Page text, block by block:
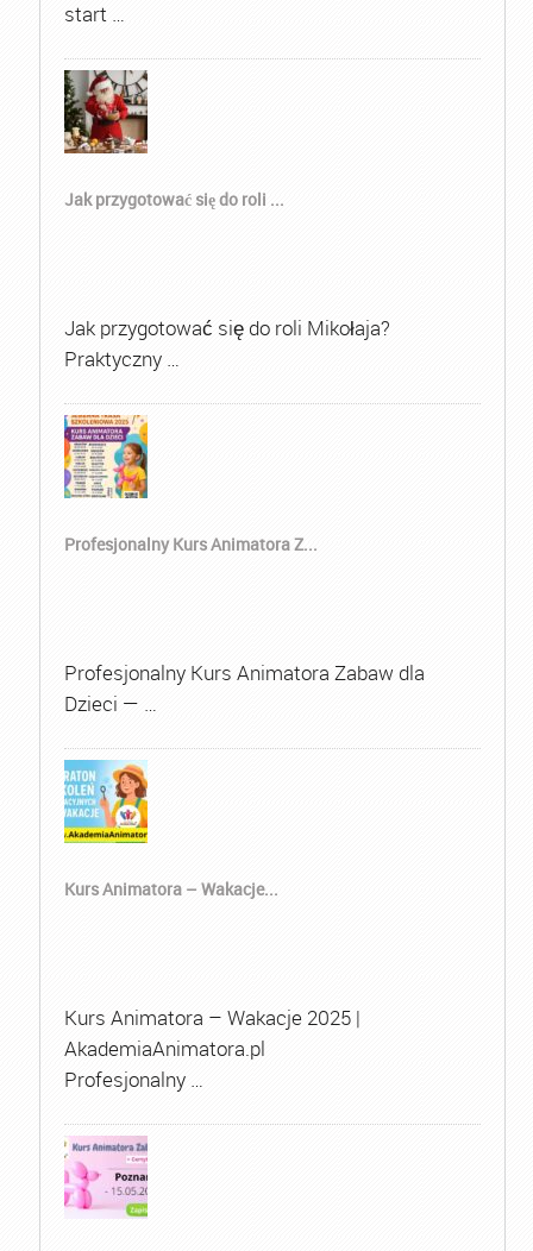
start …
Jak przygotować się do roli ...
Jak przygotować się do roli Mikołaja?
Praktyczny …
Profesjonalny Kurs Animatora Z...
Profesjonalny Kurs Animatora Zabaw dla
Dzieci — …
Kurs Animatora – Wakacje...
Kurs Animatora – Wakacje 2025 |
AkademiaAnimatora.pl
Profesjonalny …